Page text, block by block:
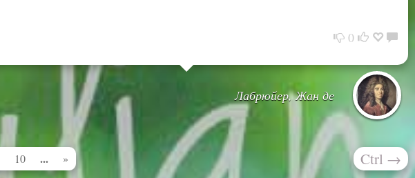
0
Лабрюйер, Жан де
10 ... » Ctrl →